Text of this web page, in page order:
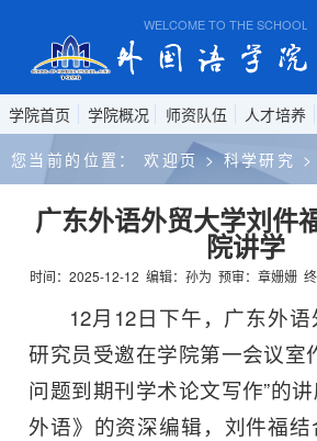
WELCOME TO THE SCHOOL
学院首页 学院概况 师资队伍 人才培养
您当前的位置： 欢迎页 > 科学研究 >
广东外语外贸大学刘件
院讲学
时间：2025-12-12 编辑：孙为 预审：章姗姗
12月12日下午，广东外
研究员受邀在学院第一会议室
问题到期刊学术论文写作”的
外语》的资深编辑，刘件福